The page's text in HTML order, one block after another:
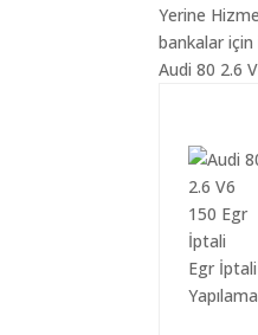
Yerine
bankalar
Audi 80 2.6
Egr İptali